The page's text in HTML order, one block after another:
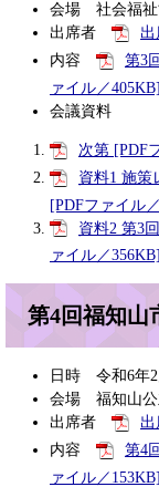
会場 社会福祉
出席者
出
内容
第3
ァイル／405KB]
会議資料
次第 [PDF
資料1 施策
[PDFファイル
資料2 第3
ァイル／356KB]
第4回福知山
日時 令和6年2
会場 福知山公
出席者
出
内容
第4
ァイル／153KB]